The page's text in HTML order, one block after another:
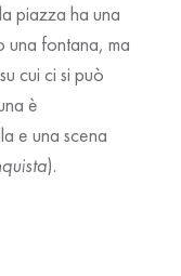
piazza ha una
una fontana, ma
cui ci si può
è
e una scena
).